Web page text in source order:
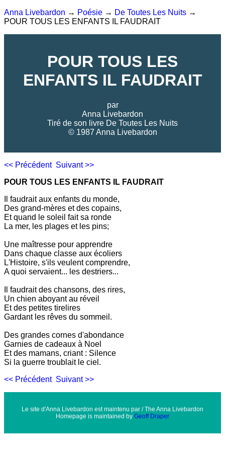
Anna Livebardon → Poésie → De Toutes Les Nuits →
POUR TOUS LES ENFANTS IL FAUDRAIT
POUR TOUS LES
ENFANTS IL FAUDRAIT
par
Anna Livebardon
Tiré de son livre De Toutes Les Nuits
© 1987 Anna Livebardon
<< Précédent Suivant >>
POUR TOUS LES ENFANTS IL FAUDRAIT
Il faudrait aux enfants du monde,
Des grand-mères et des copains,
Et quand le soleil fait sa ronde
La mer, les plages et les pins;
Une maîtresse pour apprendre
Dans chaque classe aux écoliers
L'Histoire, s'ils veulent comprendre,
A quoi servaient... les destriers...
Il faudrait des chansons, des rires,
Un chien aboyant au réveil
Et des petites tirelires
Gardant les rêves du sommeil.
Des grandes cornes d'abondance
Garnies de cadeaux à Noel
Et des mamans, criant : Silence
Si la guerre troublait le ciel.
<< Précédent Suivant >>
Le site d'Anna Livebardon est maintenu par / The Anna Livebardon
Homepage is maintained by Geoff Draper